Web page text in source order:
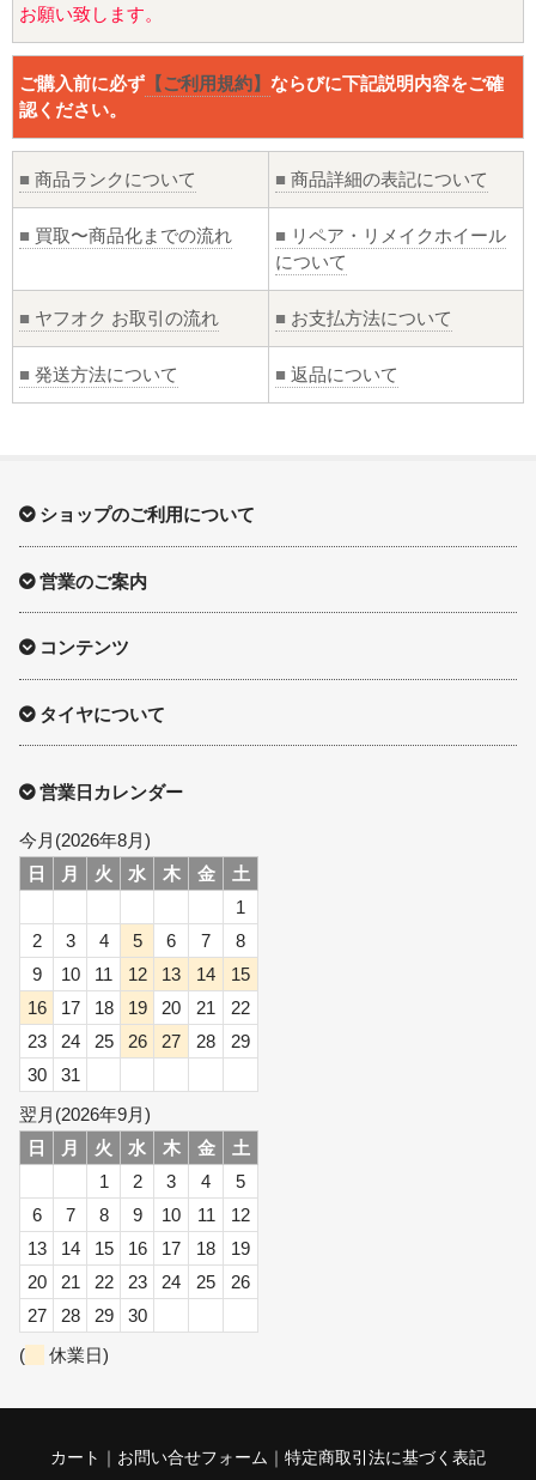
お願い致します。
ご購入前に必ず 【ご利用規約】 ならびに下記説明内容をご確
認ください。
■ 商品ランクについて ■ 商品詳細の表記について
■ 買取〜商品化までの流れ ■ リペア・リメイクホイール
について
■ ヤフオク お取引の流れ ■ お支払方法について
■ 発送方法について ■ 返品について
ショップのご利用について
営業のご案内
コンテンツ
タイヤについて
営業日カレンダー
今月(2026年8月)
日
月 火 水 木 金
土
1
2
3 4 5 6 7
8
9
10 11 12 13 14
15
16
17 18 19 20 21
22
23
24 25 26 27 28
29
30
31
翌月(2026年9月)
日
月 火 水 木 金
土
1
2 3 4
5
6
7 8 9 10 11
12
13
14 15 16 17 18
19
20
21 22 23 24 25
26
27
28 29
30
(
休業日)
カート お問い合せフォーム 特定商取引法に基づく表記